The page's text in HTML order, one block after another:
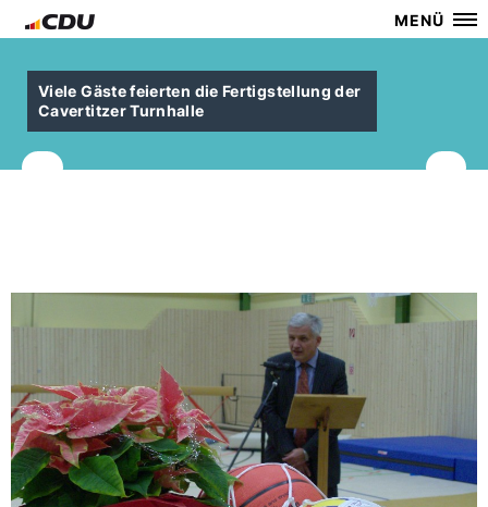
MENÜ
Viele Gäste feierten die Fertigstellung der
Cavertitzer Turnhalle